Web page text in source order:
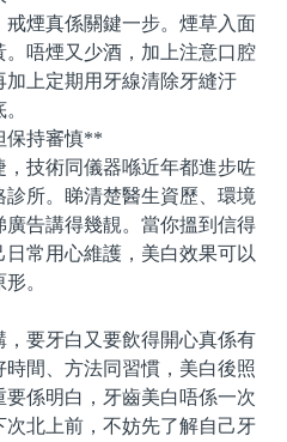
煙真係關鍵一步。煙草入面
唔煙又少酒，加上注意口腔
上定期用牙線清除牙縫汙
持審慎**
技術同儀器喺近年都進步咗
所。睇清楚醫生資歷、環境
告講得幾靚。當你搵到信得
常用心維護，美白效果可以
。
要牙白又要飲得開心真係有
間、方法同習慣，美白後照
係明白，牙齒美白唔係一次
北上前，不妨先了解自己牙